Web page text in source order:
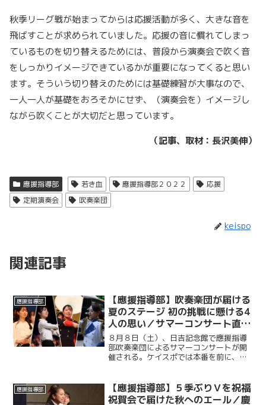
秋季リーグ戦が始まってからは応援活動が多く、大きな音を
飛ばすことが求められていました。応援の音に慣れてしまっ
ているものを切り替えるためには、普段から演奏会で吹く音
をしっかりイメージできているかが重要になってくると思い
ます。そういう切り替えのためには基礎練習が大事なので、
一人一人が基礎をおろそかにせず、（演奏会を）イメージし
ながら吹くことが大切だと思っています。
（記事、取材：長沢美伸）
應援指導部 若き血 應援指導部２０２２
応援
定期演奏会
吹奏楽団
keispo
関連記事
應援指導部
【應援指導部】吹奏楽団が届ける
夏のステージ 初の挑戦に懸ける4
人の思い／サマーコンサート直前
インタビュー
８月８日（土）、日吉記念館で應援指導
部吹奏楽団によるサマーコンサートが開
催される。ケイスポでは本番を前に、ス
ビュー。それぞれの役割や公演の見どこ
ろ、サマーコンサートに懸...
應援指導部
【應援指導部】５季ぶりＶを祝福
祝賀会で届けた秋へのエール／慶